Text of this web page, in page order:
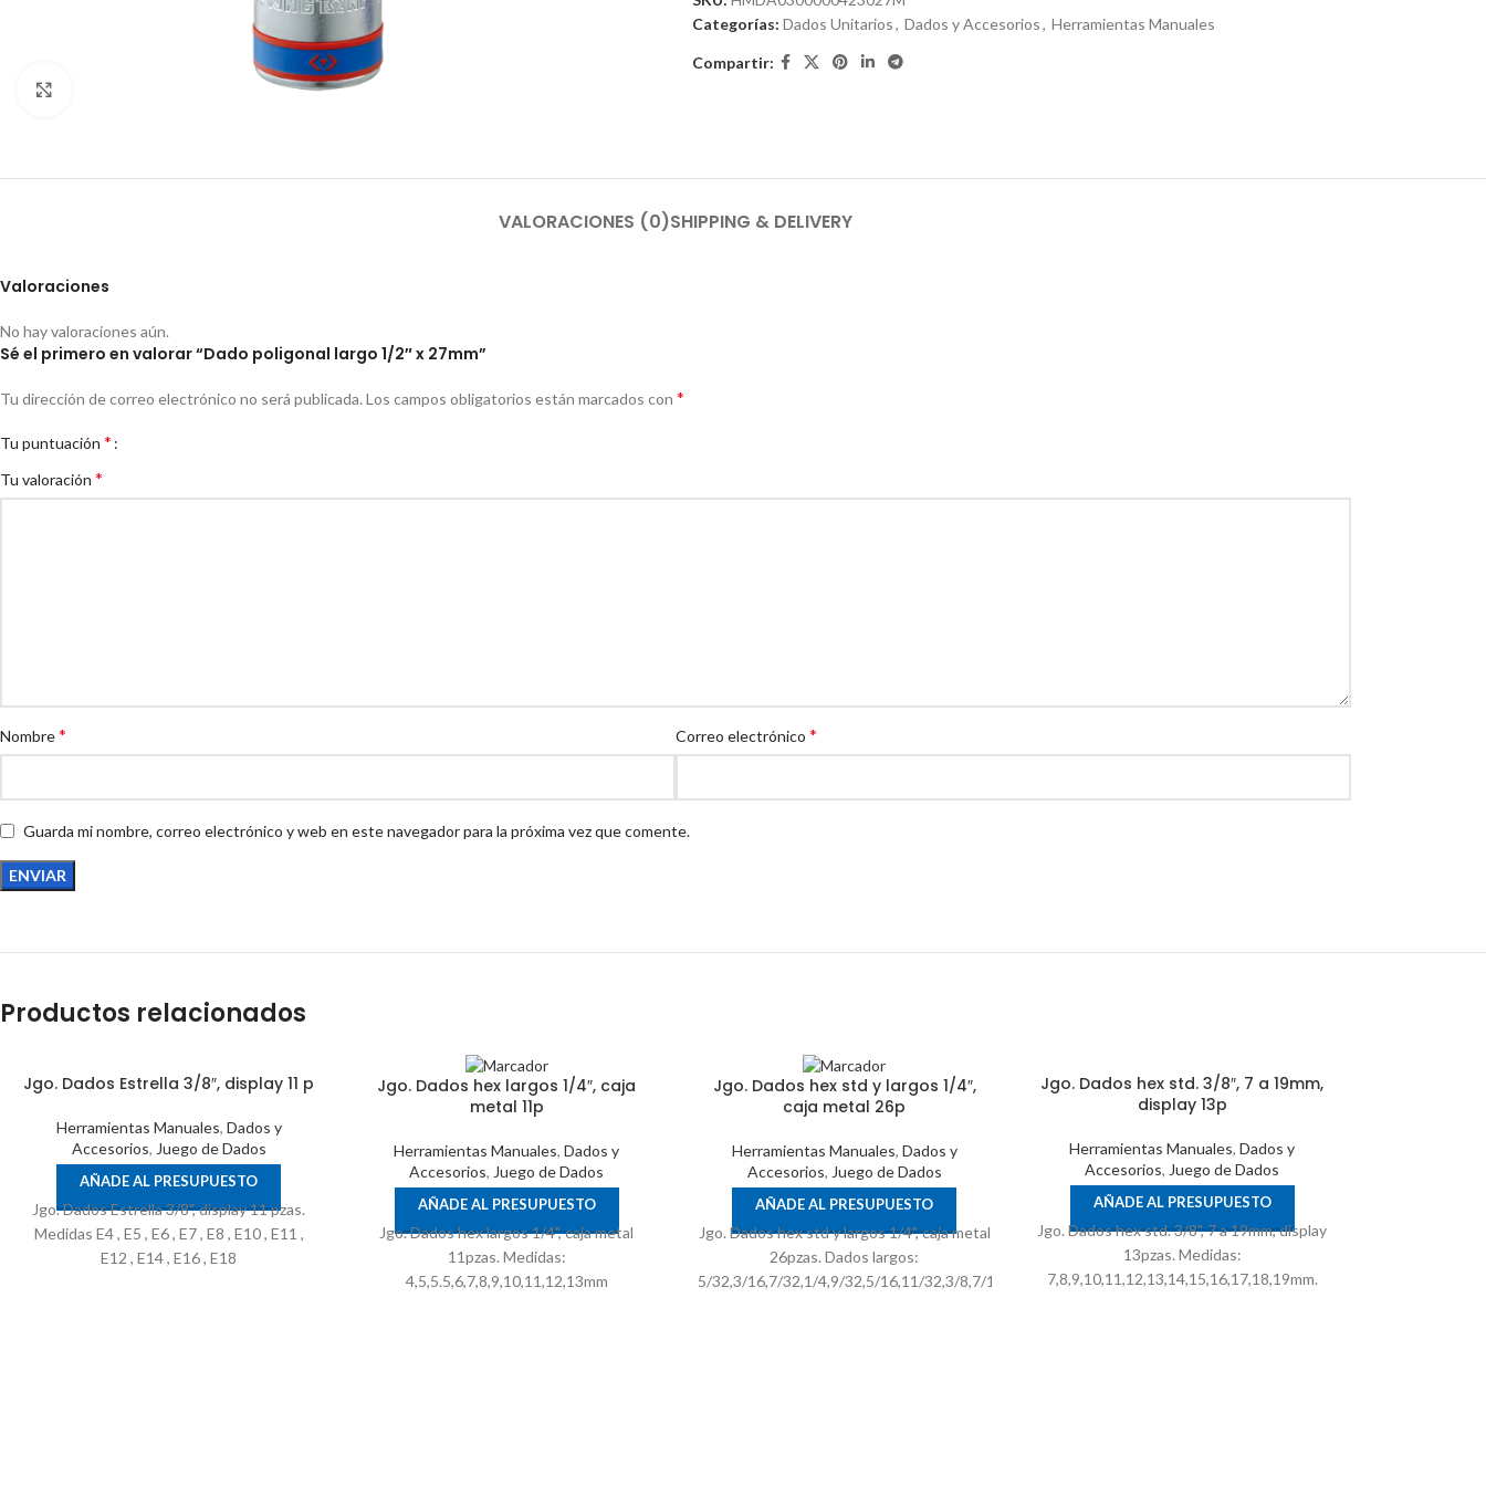
Categorías: Dados Unitarios, Dados y Accesorios, Herramientas Manuales
Compartir:
VALORACIONES (0)SHIPPING & DELIVERY
Valoraciones
No hay valoraciones aún.
Sé el primero en valorar “Dado poligonal largo 1/2″ x 27mm”
Tu dirección de correo electrónico no será publicada. Los campos obligatorios están marcados con *
Tu puntuación *
Tu valoración *
Nombre* Correo electrónico *
Guarda mi nombre, correo electrónico y web en este navegador para la próxima vez que comente.
Productos relacionados
Jgo. Dados Estrella 3/8″, display 11 p
Herramientas Manuales, Dados y
Accesorios, Juego de Dados
AÑADE AL PRESUPUESTO
Jgo. Dados Estrella 3/8", display 11 pzas.
Medidas E4 , E5 , E6 , E7 , E8 , E10 , E11 ,
E12 , E14 , E16 , E18
Jgo. Dados hex largos 1/4″, caja
metal 11p
Herramientas Manuales,Dados y
Accesorios, Juego de Dados
AÑADE AL PRESUPUESTO
Jgo. Dados hex largos 1/4", caja metal
11pzas. Medidas:
4,5,5.5,6,7,8,9,10,11,12,13mm
Jgo. Dados hex std y largos 1/4″,
caja metal 26p
Herramientas Manuales, Dados y
Accesorios, Juego de Dados
AÑADE AL PRESUPUESTO
Jgo. Dados hex std y largos 1/4", caja metal
26pzas. Dados largos:
5/32,3/16,7/32,1/4,9/32,5/16,11/32,3/8,7/16,1/2".
Jgo. Dados hex std. 3/8″, 7 a 19mm,
display 13p
Herramientas Manuales,Dados y
Accesorios, Juego de Dados
AÑADE AL PRESUPUESTO
Jgo. Dados hex std. 3/8", 7 a 19mm, display
13pzas. Medidas:
7,8,9,10,11,12,13,14,15,16,17,18,19mm.